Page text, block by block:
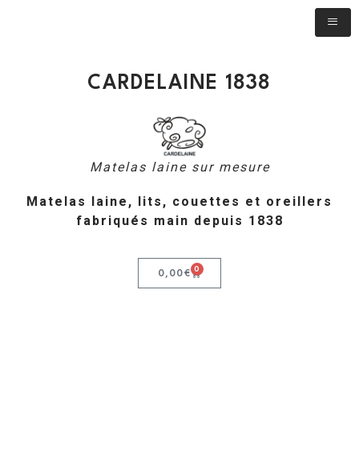
CARDELAINE 1838
Matelas laine sur mesure
Matelas laine, lits, couettes et oreillers
fabriqués main depuis 1838
0,00€ 0